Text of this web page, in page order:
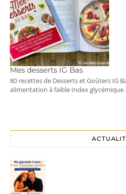
Mes desserts IG Bas
80 recettes de Desserts et Goûters IG
alimentation à faible Index glycémique.